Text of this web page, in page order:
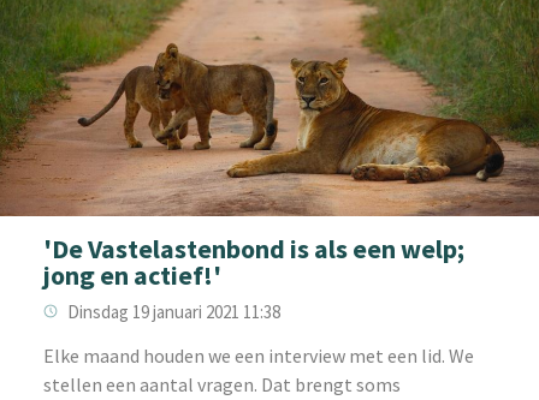
'De Vastelastenbond is als een welp;
jong en actief!'
Dinsdag 19 januari 2021 11:38
Elke maand houden we een interview met een lid. We
stellen een aantal vragen. Dat brengt soms